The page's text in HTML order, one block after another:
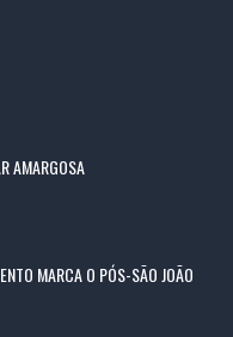
AMARGOSA
MARCA O PÓS-SÃO JOÃO